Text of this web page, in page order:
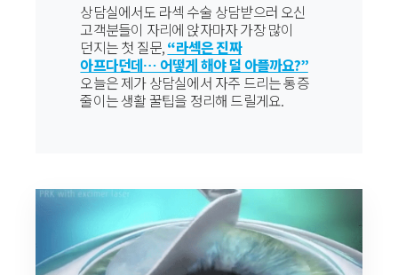
상담실에서도 라섹 수술 상담받으러 오신
고객분들이 자리에 앉자마자 가장 많이
던지는 첫 질문,“라섹은 진짜
아프다던데… 어떻게 해야 덜 아플까요?”
오늘은 제가 상담실에서 자주 드리는 통증
줄이는 생활 꿀팁을 정리해 드릴게요.